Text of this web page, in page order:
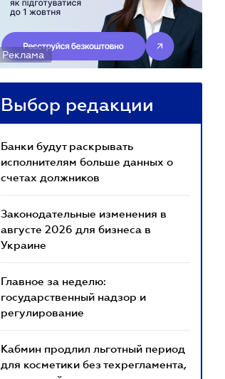
Реклама
Выбор редакции
Банки будут раскрывать
исполнителям больше данных о
счетах должников
Законодательные изменения в
августе 2026 для бизнеса в
Украине
Главное за неделю:
государственный надзор и
регулирование
Кабмин продлил льготный период
для косметики без техрегламента,